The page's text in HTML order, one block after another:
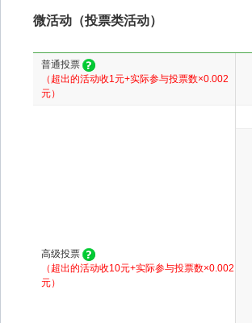
微活动（投票类活动）
普通投票
（超出的活动收1元+实际参与投票数×0.002
元）
高级投票
（超出的活动收10元+实际参与投票数×0.002
元）